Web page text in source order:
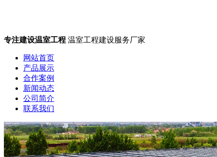
专注建设温室工程 温室工程建设服务厂家
网站首页
产品展示
合作案例
新闻动态
公司简介
联系我们